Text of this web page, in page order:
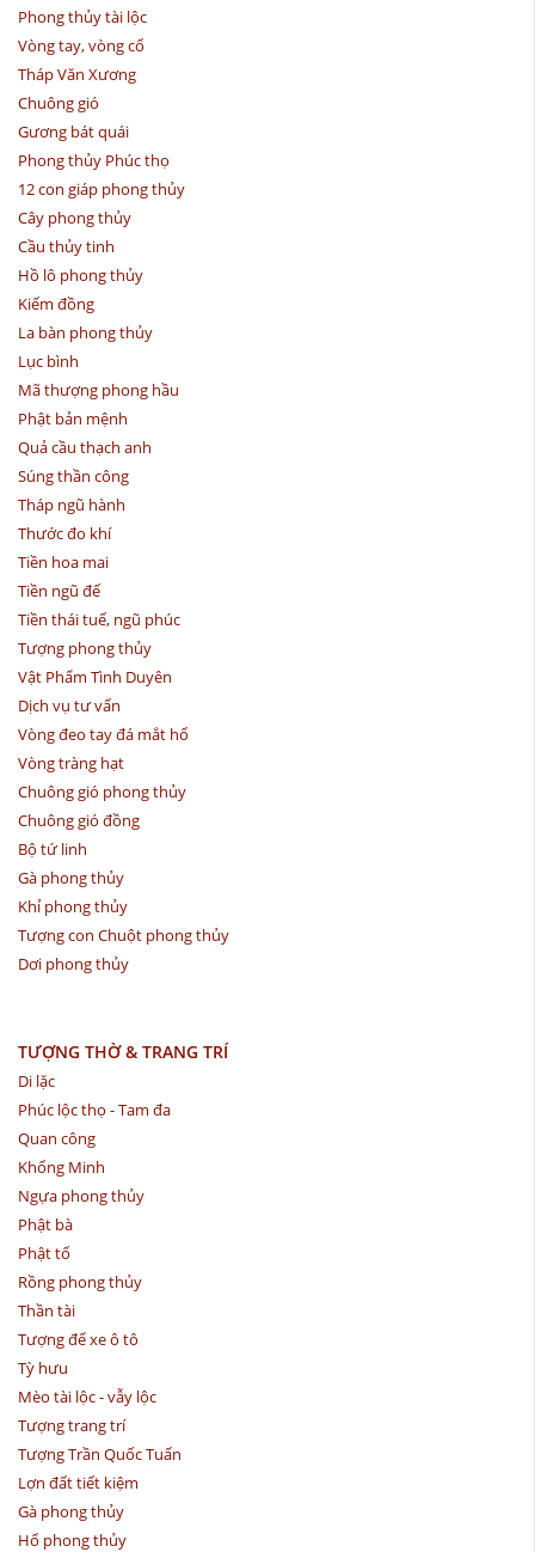
Phong thủy tài lộc
Vòng tay, vòng cổ
Tháp Văn Xương
Chuông gió
Gương bát quái
Phong thủy Phúc thọ
12 con giáp phong thủy
Cây phong thủy
Cầu thủy tinh
Hồ lô phong thủy
Kiếm đồng
La bàn phong thủy
Lục bình
Mã thượng phong hầu
Phật bản mệnh
Quả cầu thạch anh
Súng thần công
Tháp ngũ hành
Thước đo khí
Tiền hoa mai
Tiền ngũ đế
Tiền thái tuế, ngũ phúc
Tượng phong thủy
Vật Phẩm Tình Duyên
Dịch vụ tư vấn
Vòng đeo tay đá mắt hổ
Vòng tràng hạt
Chuông gió phong thủy
Chuông gió đồng
Bộ tứ linh
Gà phong thủy
Khỉ phong thủy
Tượng con Chuột phong thủy
Dơi phong thủy
TƯỢNG THỜ & TRANG TRÍ
Di lặc
Phúc lộc thọ - Tam đa
Quan công
Khổng Minh
Ngựa phong thủy
Phật bà
Phật tổ
Rồng phong thủy
Thần tài
Tượng để xe ô tô
Tỳ hưu
Mèo tài lộc - vẫy lộc
Tượng trang trí
Tượng Trần Quốc Tuấn
Lợn đất tiết kiệm
Gà phong thủy
Hổ phong thủy